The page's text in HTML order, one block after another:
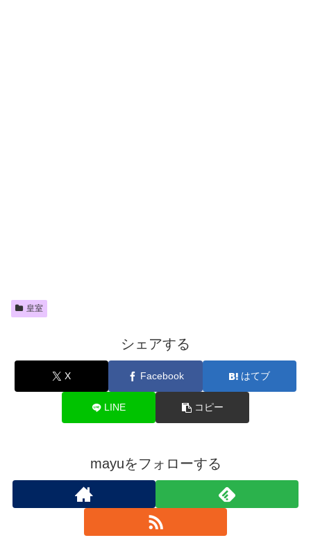
皇室
シェアする
X Facebook はてブ
LINE コピー
mayuをフォローする